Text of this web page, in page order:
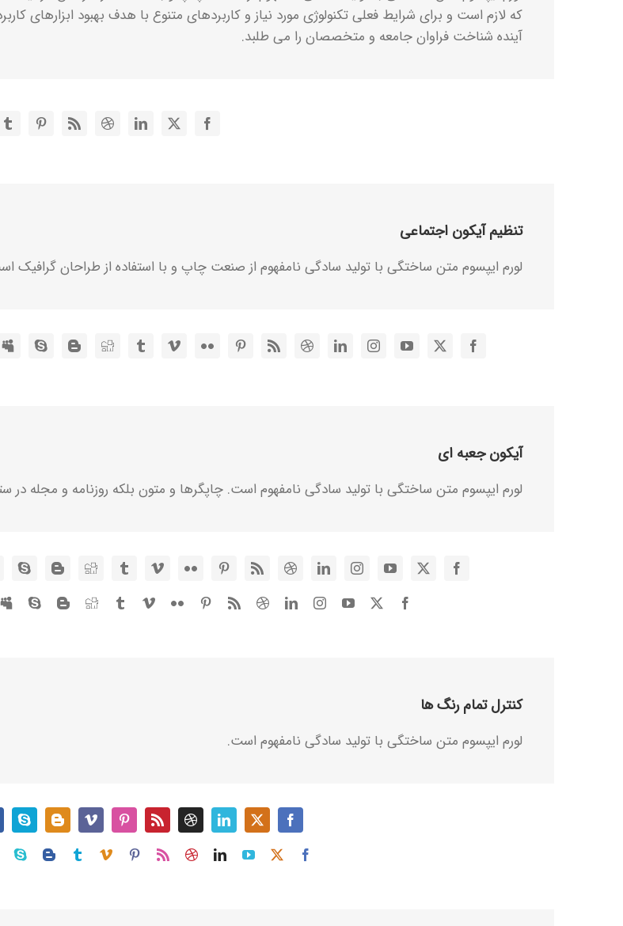
که لازم است و برای شرایط فعلی تکنولوژی مورد نیاز و کاربردهای متنوع با هدف بهبود
آینده شناخت فراوان جامعه و متخصصان را می طلبد.
تنظیم آیکون اجتماعی
لورم ایپسوم متن ساختگی با تولید سادگی نامفهوم از صنعت چاپ و با استفاده از طراحان گرافیک
آیکون جعبه ای
لورم ایپسوم متن ساختگی با تولید سادگی نامفهوم است. چاپگرها و متون بلکه روزنامه و مجله
کنترل تمام رنگ ها
لورم ایپسوم متن ساختگی با تولید سادگی نامفهوم است.